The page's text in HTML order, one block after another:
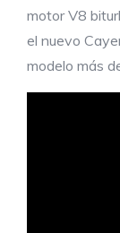
motor V8
el nuevo
modelo más